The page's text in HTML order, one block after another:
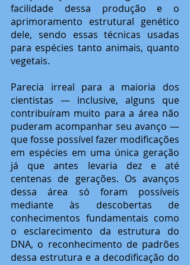
facilidade dessa produção e o
aprimoramento estrutural genético
dele, sendo essas técnicas usadas
para espécies tanto animais, quanto
vegetais.
Parecia irreal para a maioria dos
cientistas — inclusive, alguns que
contribuíram muito para a área não
puderam acompanhar seu avanço —
que fosse possível fazer modificações
em espécies em uma única geração
já que antes levaria dez e até
centenas de gerações. Os avanços
dessa área só foram possíveis
mediante às descobertas de
conhecimentos fundamentais como
o esclarecimento da estrutura do
DNA, o reconhecimento de padrões
dessa estrutura e a decodificação do